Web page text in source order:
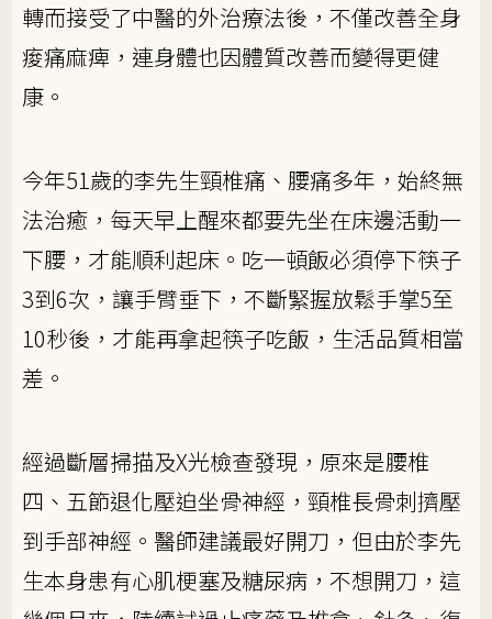
轉而接受了中醫的外治療法後，不僅改善全身
痠痛麻痺，連身體也因體質改善而變得更健
康。
今年51歲的李先生頸椎痛、腰痛多年，始終無
法治癒，每天早上醒來都要先坐在床邊活動一
下腰，才能順利起床。吃一頓飯必須停下筷子
3到6次，讓手臂垂下，不斷緊握放鬆手掌5至
10秒後，才能再拿起筷子吃飯，生活品質相當
差。
經過斷層掃描及X光檢查發現，原來是腰椎
四、五節退化壓迫坐骨神經，頸椎長骨刺擠壓
到手部神經。醫師建議最好開刀，但由於李先
生本身患有心肌梗塞及糖尿病，不想開刀，這